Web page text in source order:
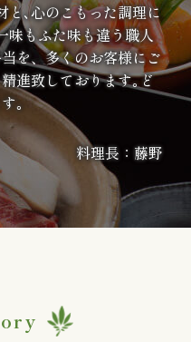
と､心のこもった調理に
味もふた味も違う職人
を、多くのお客様にご
進致しております｡ど
｡
料理長：藤野